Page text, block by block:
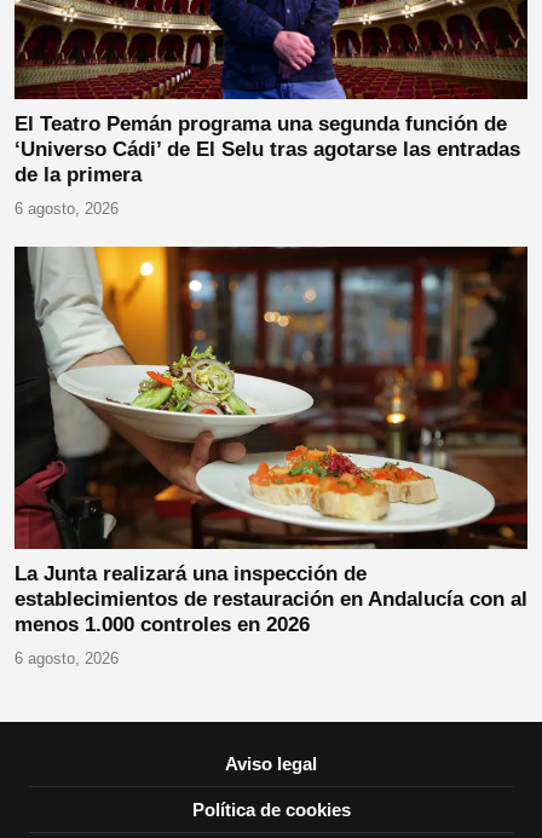
El Teatro Pemán programa una segunda función de
‘Universo Cádi’ de El Selu tras agotarse las entradas
de la primera
6 agosto, 2026
La Junta realizará una inspección de
establecimientos de restauración en Andalucía con al
menos 1.000 controles en 2026
6 agosto, 2026
Aviso legal
Política de cookies